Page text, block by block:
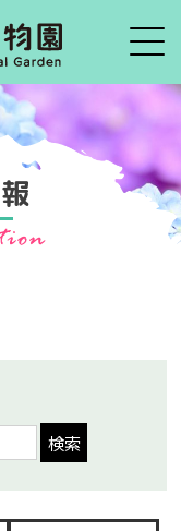
検索